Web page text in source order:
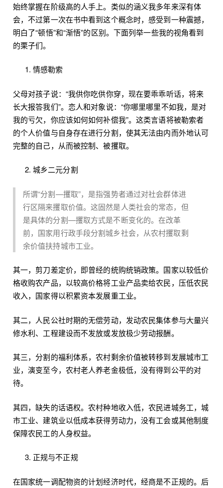
始终掌握在阶级高的人手上。类似的涵义我多年来深有体
会，不过第一次在书中看到这个概念时，感受到一种震撼，
明白了“顿悟”和“渐悟”的区别。下面列举一些我的视角看到
的栗子们。
情感勒索
父母对孩子说：“我供你吃供你穿，现在要乖乖听话，将来
长大报答我们”。恋人和对象说：“你哪里哪里不如我，是对
我的亏欠，你应该如何如何补偿我”。这类言语将被勒索者
的个人价值与自身存在进行分割，使其无法由内而外地认可
完整的自己，从而被控制、被攫取。
城乡二元分割
所谓“分割—攫取”，是指强势者通过对社会群体进
行区隔来攫取价值。这固然是人类社会的常态，但
是具体的分割—攫取方式是不断变化的。在改革
前，国家用行政手段分割城乡社会，从农村攫取剩
余价值扶持城市工业。
其一，剪刀差定价，即曾经的统购统销政策。国家以较低价
格收购农产品，以较高价格将工业产品卖给农民，压低农民
收入，国家得以积累资本发展重工业。
其二，人民公社时期的无偿劳动，发动农民集体参与大量兴
修水利、工程建设而不发放或发放极少劳动报酬。
其三，分割的福利体系，农村剩余价值被转移到发展城市工
业，演变至今，农村老人养老金极低，没有得到公平的对
待。
其四，缺失的话语权。农村种地收入低，农民进城务工，城
市工业、建筑业以低成本获得劳动力，没有工会或其他制度
保障农民工的人身权益。
正规与不正规
在国家统一调配物资的计划经济时代，经商是不正规的。后